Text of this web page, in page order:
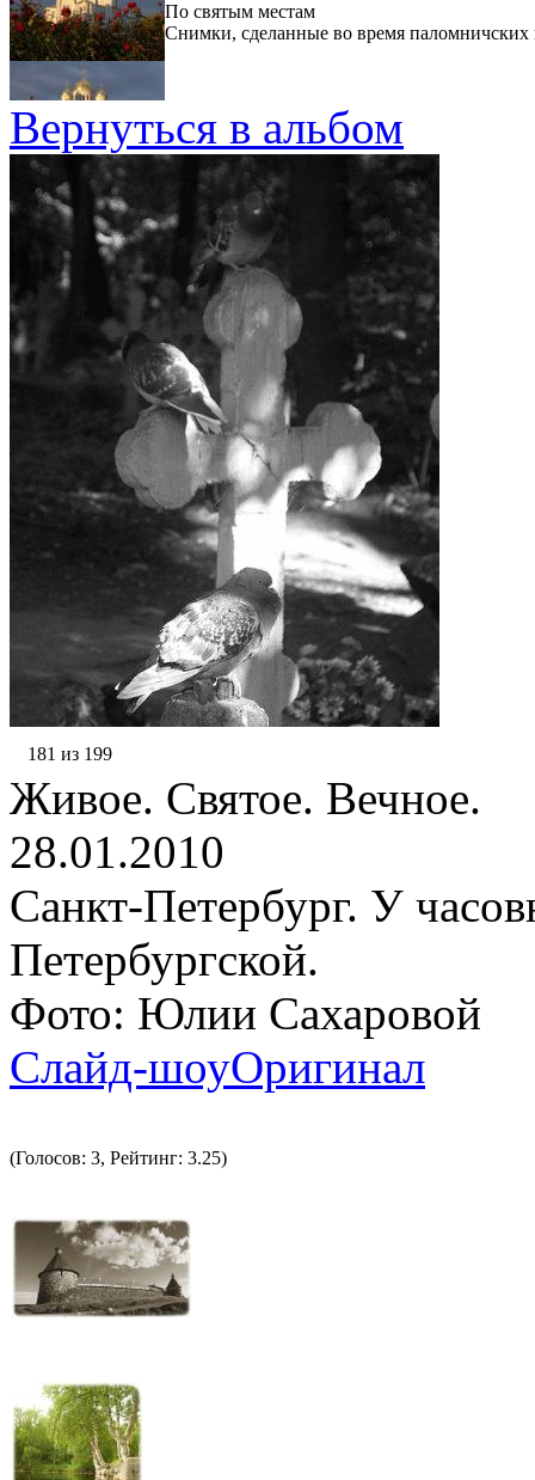
По святым местам
Снимки, сделанные во время паломничских
Вернуться в альбом
181 из 199
Живое. Святое. Вечное.
28.01.2010
Санкт-Петербург. У
Петербургской.
Фото: Юлии Сахаровой
Слайд-шоуОригинал
(Голосов: 3, Рейтинг: 3.25)